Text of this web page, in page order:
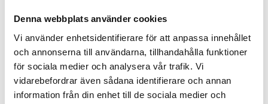
Denna webbplats använder cookies
Vi använder enhetsidentifierare för att anpassa innehållet
och annonserna till användarna, tillhandahålla funktioner
för sociala medier och analysera vår trafik. Vi
vidarebefordrar även sådana identifierare och annan
information från din enhet till de sociala medier och
Kategorier:Diverse ,Dodge Challenger
Lägg i varukorg